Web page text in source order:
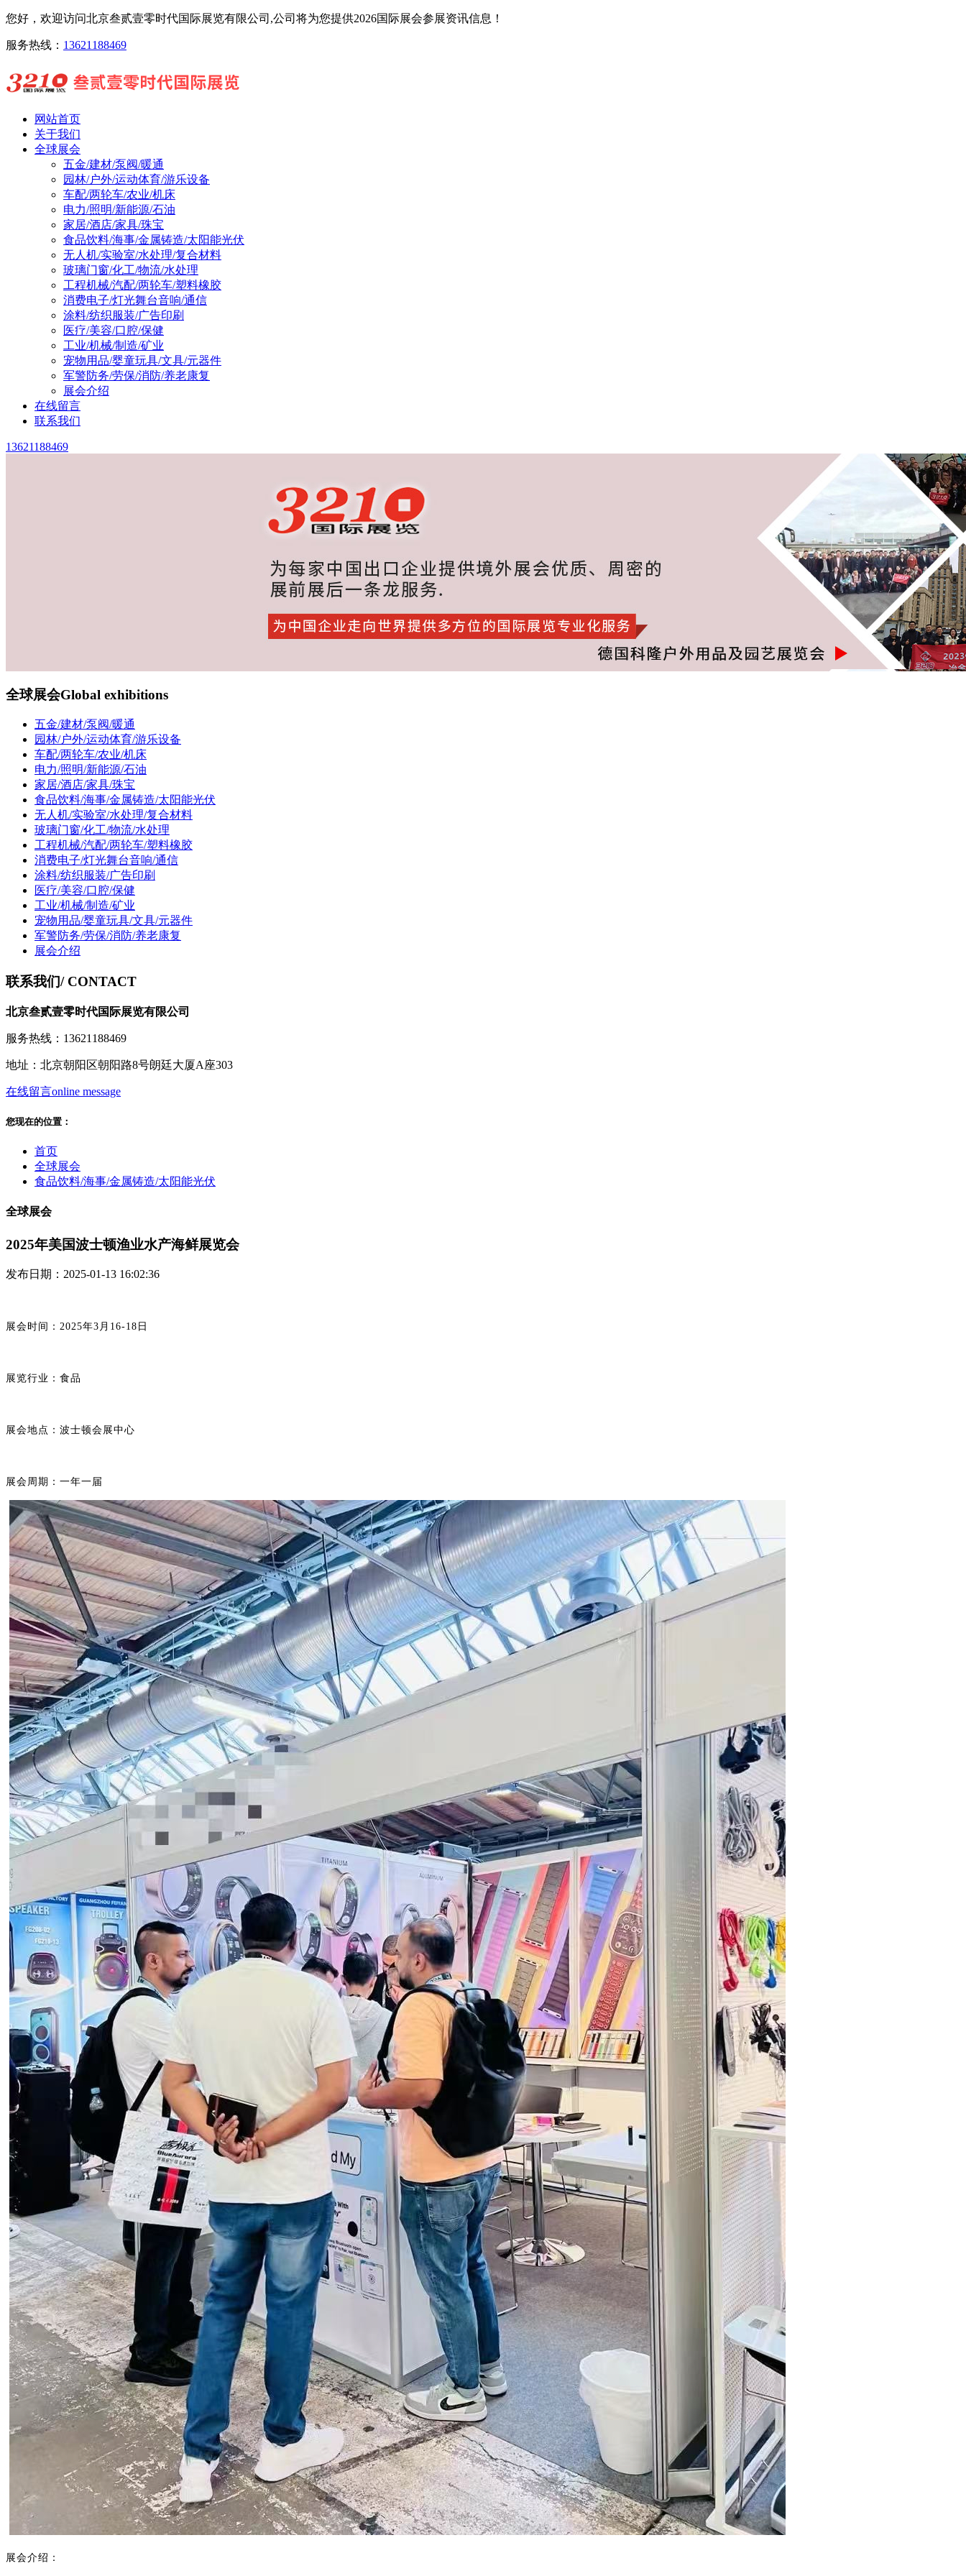
您好，欢迎访问北京叁贰壹零时代国际展览有限公司,公司将为您提供2026国际展会参展资讯信息！
服务热线： 13621188469
网站首页
关于我们
全球展会
五金/建材/泵阀/暖通
园林/户外/运动体育/游乐设备
车配/两轮车/农业/机床
电力/照明/新能源/石油
家居/酒店/家具/珠宝
食品饮料/海事/金属铸造/太阳能光伏
无人机/实验室/水处理/复合材料
玻璃门窗/化工/物流/水处理
工程机械/汽配/两轮车/塑料橡胶
消费电子/灯光舞台音响/通信
涂料/纺织服装/广告印刷
医疗/美容/口腔/保健
工业/机械/制造/矿业
宠物用品/婴童玩具/文具/元器件
军警防务/劳保/消防/养老康复
展会介绍
在线留言
联系我们
13621188469
全球展会Global exhibitions
五金/建材/泵阀/暖通
园林/户外/运动体育/游乐设备
车配/两轮车/农业/机床
电力/照明/新能源/石油
家居/酒店/家具/珠宝
食品饮料/海事/金属铸造/太阳能光伏
无人机/实验室/水处理/复合材料
玻璃门窗/化工/物流/水处理
工程机械/汽配/两轮车/塑料橡胶
消费电子/灯光舞台音响/通信
涂料/纺织服装/广告印刷
医疗/美容/口腔/保健
工业/机械/制造/矿业
宠物用品/婴童玩具/文具/元器件
军警防务/劳保/消防/养老康复
展会介绍
联系我们/ CONTACT
北京叁贰壹零时代国际展览有限公司
服务热线：13621188469
地址：北京朝阳区朝阳路8号朗廷大厦A座303
在线留言online message
您现在的位置：
首页
全球展会
食品饮料/海事/金属铸造/太阳能光伏
全球展会
2025年美国波士顿渔业水产海鲜展览会
发布日期：2025-01-13 16:02:36
展会时间： 2025年3月16-18日
展览行业：食品
展会地点：波士顿会展中心
展会周期：一年一届
展会介绍：